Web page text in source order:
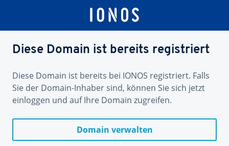
Diese Domain ist bereits registriert
Diese Domain ist bereits bei IONOS registriert. Falls
Sie der Domain-Inhaber sind, können Sie sich jetzt
einloggen und auf Ihre Domain zugreifen.
Domain verwalten